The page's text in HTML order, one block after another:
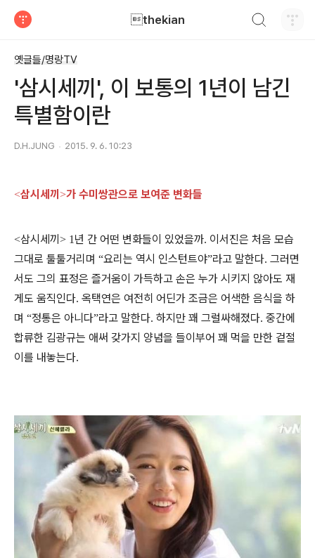
thekian
옛글들/명랑TV
'삼시세끼', 이 보통의 1년이 남긴
특별함이란
D.H.JUNG 2015. 9. 6. 10:23
<삼시세끼 >가 수미쌍관으로 보여준 변화들
<삼시세끼 > 1 년 간 어떤 변화들이 있었을까. 이서진은 처음 모습
그대로 툴툴거리며 “요리는 역시 인스턴트야”라고 말한다. 그러면
서도 그의 표정은 즐거움이 가득하고 손은 누가 시키지 않아도 재
게도 움직인다. 옥택연은 여전히 어딘가 조금은 어색한 음식을 하
며 “정통은 아니다”라고 말한다. 하지만 꽤 그럴싸해졌다. 중간에
합류한 김광규는 애써 갖가지 양념을 들이부어 꽤 먹을 만한 겉절
이를 내놓는다.